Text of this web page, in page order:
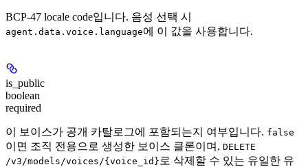
BCP-47 locale code입니다. 음성 선택 시
agent.data.voice.language에 이 값을 사용합니다.
is_public
boolean
required
이 보이스가 공개 카탈로그에 포함되는지 여부입니다. false
이면 조직 전용으로 생성한 보이스 클론이며, DELETE
/v3/models/voices/{voice_id}로 삭제할 수 있는 유일한 유